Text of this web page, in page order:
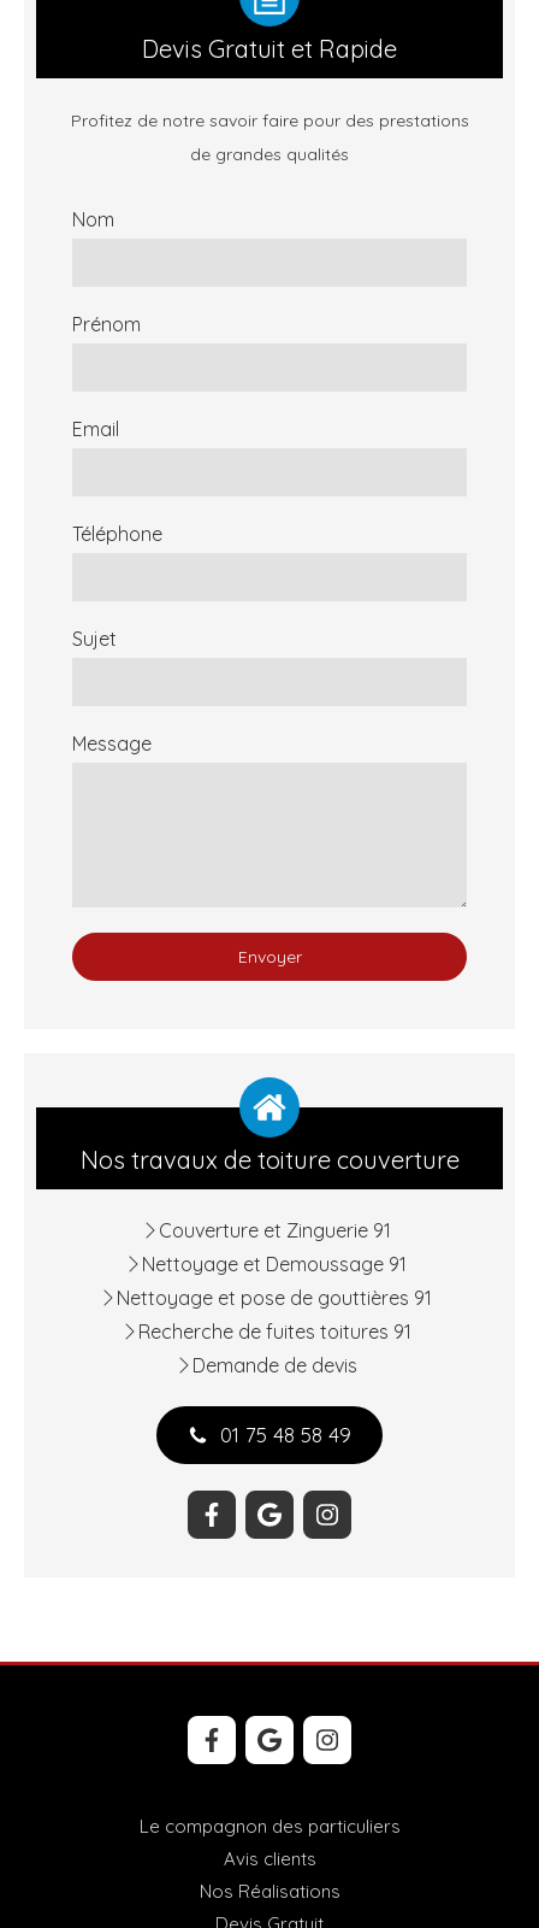
Devis Gratuit et Rapide
Profitez de notre savoir faire pour des prestations
de grandes qualités
Nom
Prénom
Email
Téléphone
Sujet
Message
Envoyer
Nos travaux de toiture couverture
Couverture et Zinguerie 91
Nettoyage et Demoussage 91
Nettoyage et pose de gouttières 91
Recherche de fuites toitures 91
Demande de devis
01 75 48 58 49
Le compagnon des particuliers
Avis clients
Nos Réalisations